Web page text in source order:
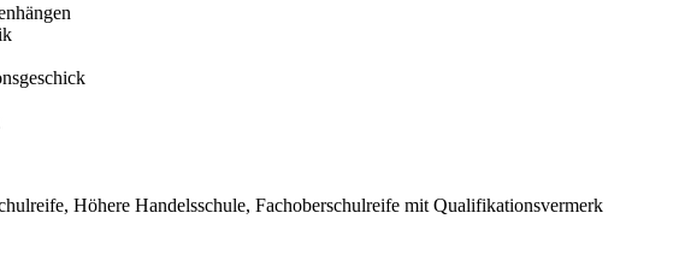
Höhere Handelsschule, Fachoberschulreife mit Qualifikationsvermerk